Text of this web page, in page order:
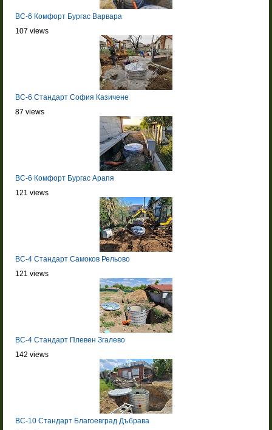
BC-6 Комфорт Бургас Варвара
107 views
BC-6 Стандарт София Казичене
87 views
BC-6 Комфорт Бургас Арапя
121 views
BC-4 Стандарт Самоков Рельово
121 views
BC-4 Стандарт Плевен Згалево
142 views
BC-10 Стандарт Благоевград Дъбрава